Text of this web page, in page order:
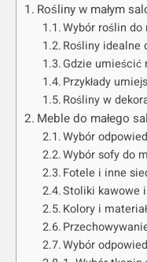
Rośliny w małym
Wybór roślin do
Rośliny idealne
Gdzie umieścić
Przykłady
Rośliny w
Meble do małego
Wybór
Wybór sofy do
Fotele i inne
Stoliki kawowe
Kolory i
Wybór